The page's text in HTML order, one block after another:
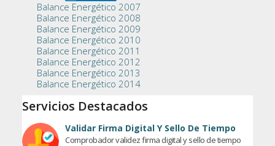
Balance Energético 2007
Balance Energético 2008
Balance Energético 2009
Balance Energético 2010
Balance Energético 2011
Balance Energético 2012
Balance Energético 2013
Balance Energético 2014
Servicios Destacados
Validar Firma Digital Y Sello De Tiempo
Comprobador validez firma digital y sello de tiempo